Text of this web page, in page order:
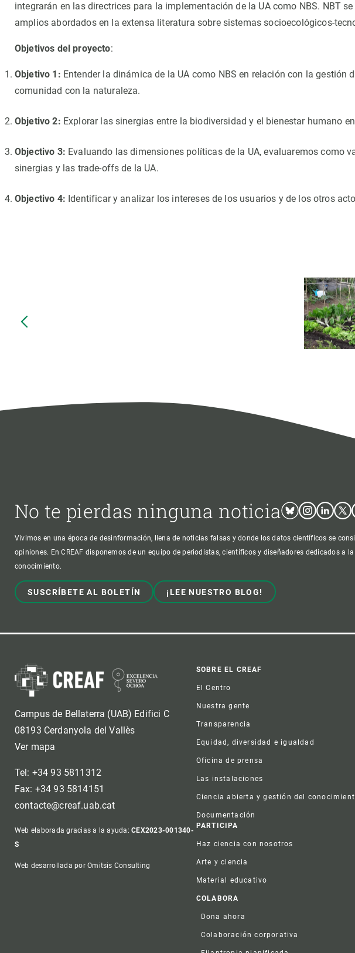
integrarán en las directrices para la implementación de la UA como NBS. NBT
amplios abordados en la extensa literatura sobre sistemas socioecológicos-
Objetivos del proyecto:
Objetivo 1: Entender la dinámica de la UA como NBS en relación con la gestión
comunidad con la naturaleza.
Objetivo 2: Explorar las sinergias entre la biodiversidad y el bienestar humano
Objectivo 3: Evaluando las dimensiones políticas de la UA, evaluaremos como
sinergias y las trade-offs de la UA.
Objectivo 4: Identificar y analizar los intereses de los usuarios y de los otros
No te pierdas ninguna noticiaBlueskyInstagram
Linkedin
Vivimos en una época de desinformación, llena de noticias falsas y donde los datos científicos se
opiniones. En CREAF disponemos de un equipo de periodistas, científicos y diseñadores dedicados a
conocimiento.
SUSCRÍBETE AL BOLETÍN ¡LEE NUESTRO BLOG!
Campus de Bellaterra (UAB) Edifici C
08193 Cerdanyola del Vallès
Ver mapa
Tel: +34 93 5811312
Fax: +34 93 5814151
contacte@creaf.uab.cat
Web elaborada gracias a la ayuda:CEX2023-001340-
S
Web desarrollada por Omitsis Consulting
Footer
SOBRE EL CREAF
El Centro
Nuestra gente
Transparencia
Equidad, diversidad e igualdad
Oficina de prensa
Las instalaciones
Ciencia abierta y gestión del
Documentación
PARTICIPA
Haz ciencia con nosotros
Arte y ciencia
Material educativo
COLABORA
Dona ahora
Colaboración corporativa